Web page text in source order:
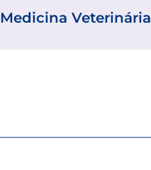
Medicina Veterinária